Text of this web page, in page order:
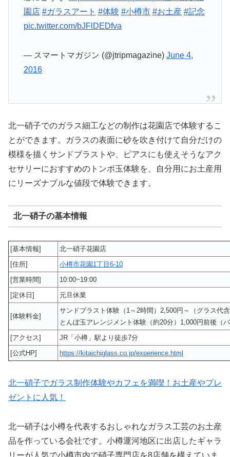
園店 #ガラスアート #体験 #小樽市 #お土産 #記念
pic.twitter.com/bJFlDEDfva
— スマートマガジン (@jtripmagazine) June 4,
2016
北一硝子でのガラス細工などの制作は花園店で体験するこ
とができます。ガラスの表面に砂を吹き付けて自分だけの
模様を描くサンドブラストや、ピアスにも使えそうなアク
セサリーにおすすめのトンボ玉体験を、自分用にお土産用
にリーズナブルな値段で体験できます。
北一硝子の基本情報
[基本情報]
北一硝子花園店
[住所]
小樽市花園1丁目6-10
[営業時間]
10:00~19:00
[定休日]
元旦休業
[体験料金]
サンドブラスト体験（1～2時間）2,500円～（グラス代
とんぼ玉アレンジメント体験（約20分）1,000円前後（
[アクセス]
JR「小樽」駅より徒歩7分
[公式HP]
https://kitaichiglass.co.jp/experience.html
北一硝子でガラス制作体験やカフェを満喫！お土産やプレ
ゼントに人気！
北一硝子は小樽を代表するおしゃれなガラス工芸のお土産
品を作っている会社です。小樽運河地区に出店したギャラ
リーが人気で小樽市内で硝子専門店を8店舗を構えていま